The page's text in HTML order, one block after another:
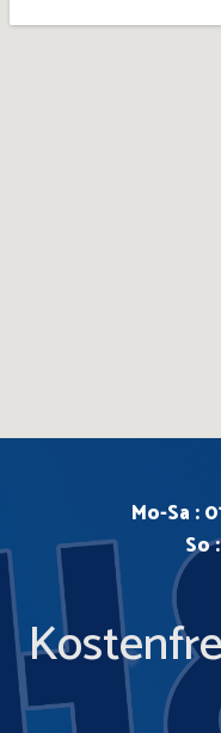
Mo-Sa :
So